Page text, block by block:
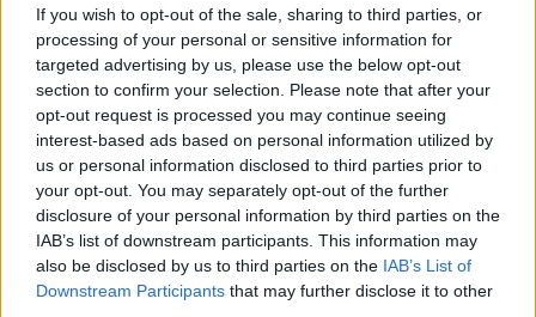
If you wish to opt-out of the sale, sharing to third parties, or
processing of your personal or sensitive information for
targeted advertising by us, please use the below opt-out
section to confirm your selection. Please note that after your
opt-out request is processed you may continue seeing
interest-based ads based on personal information utilized by
us or personal information disclosed to third parties prior to
your opt-out. You may separately opt-out of the further
disclosure of your personal information by third parties on the
IAB’s list of downstream participants. This information may
also be disclosed by us to third parties on the IAB’s List of
Downstream Participants that may further disclose it to other
Omega Chronostop Genêve, ref 145.009. Cal. 865 Ca 35mm
Helservice i februari 2021 av Omega-certifierad urmakare. 2 års
garanti, alla papper, specs och kvitton medföljer. Originaldelar
inklusive nytt omega-plexi. Kommer på ett oanvänt svart
racingläder (på bild). 18mm. Boetten har en del dings...
Corgi Tråd 28 Maj 2021 chronostop omega Svar: 0
Handla - Säljes, Bytes, Köpes
Avslutad Omega Seamaster Chronostop 145.007 -1968
Hej! Till salu är en fin och hyfsat ovanlig Omega Seamaster
Chronostop ref 145.007 (41mm) Klockan har kollats av urmakare
och har inget servicebehov, går bra och allt är korrekt. Nollställer
rätt, drar upp mjukt och är i allmänt bra skick. Glaset är original